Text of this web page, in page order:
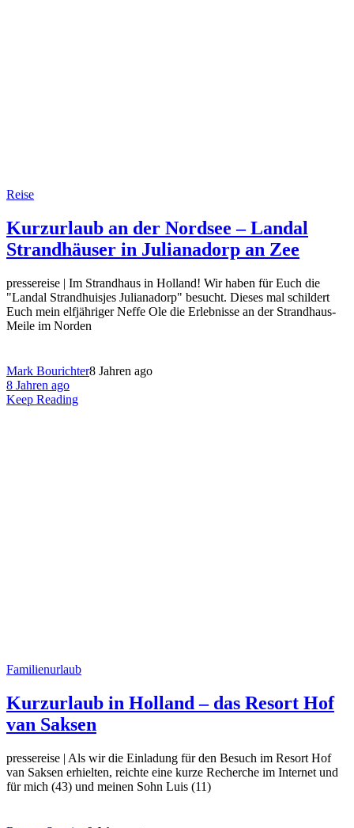
Reise
Kurzurlaub an der Nordsee – Landal
Strandhäuser in Julianadorp an Zee
pressereise | Im Strandhaus in Holland! Wir haben für Euch die
"Landal Strandhuisjes Julianadorp" besucht. Dieses mal schildert
Euch mein elfjähriger Neffe Ole die Erlebnisse an der Strandhaus-
Meile im Norden
Mark Bourichter8 Jahren ago
8 Jahren ago
Keep Reading
Familienurlaub
Kurzurlaub in Holland – das Resort Hof
van Saksen
pressereise | Als wir die Einladung für den Besuch im Resort Hof
van Saksen erhielten, reichte eine kurze Recherche im Internet und
für mich (43) und meinen Sohn Luis (11)